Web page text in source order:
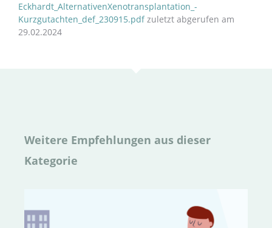
Eckhardt_AlternativenXenotransplantation_­
Kurzgutachten_def_230915.pdfzuletzt abgerufen am
29.02.2024
Weitere Empfehlungen aus dieser
Kategorie